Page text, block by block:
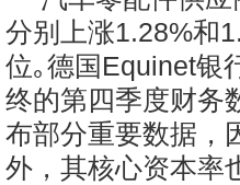
分别上涨1.28%和
位｡德国Equinet银
终的第四季度财务
布部分重要数据，
外，其核心资本率